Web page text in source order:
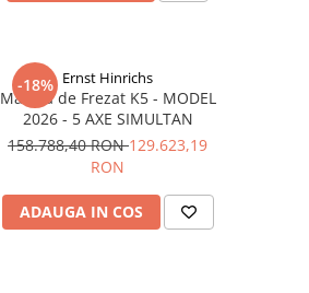
-18% Ernst Hinrichs
Masina de Frezat K5 - MODEL
2026 - 5 AXE SIMULTAN
158.788,40 RON129.623,19
RON
ADAUGA IN COS